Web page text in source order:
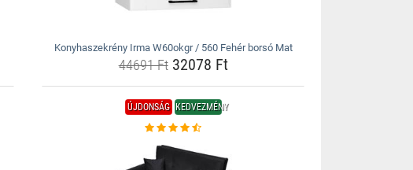
Konyhaszekrény Irma W60okgr / 560 Fehér borsó Mat
44691 Ft32078 Ft
ÚJDONSÁG KEDVEZMÉNY